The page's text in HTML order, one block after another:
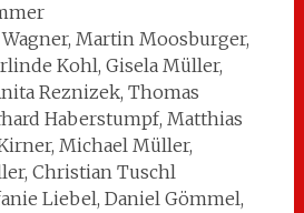
Martin Moosburger,
Kohl, Gisela Müller,
Reznizek, Thomas
Haberstumpf, Matthias
Michael Müller,
Christian Tuschl
Liebel, Daniel Gömmel,